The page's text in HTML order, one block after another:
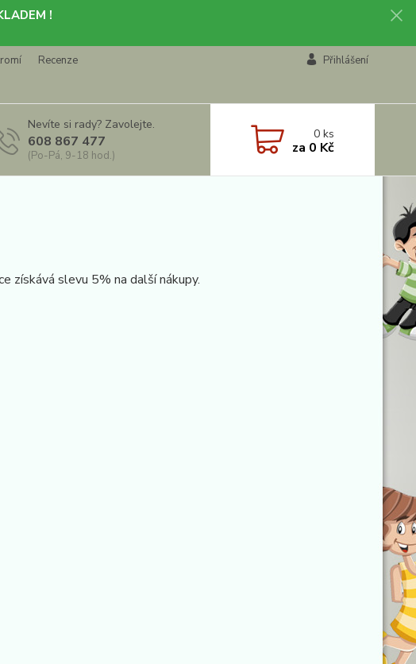
!
Recenze
Přihlášení
Nevíte si rady? Zavolejte.
608 867 477
(Po-Pá, 9-18 hod.)
0ks
za 0 Kč
získává slevu 5% na další nákupy.